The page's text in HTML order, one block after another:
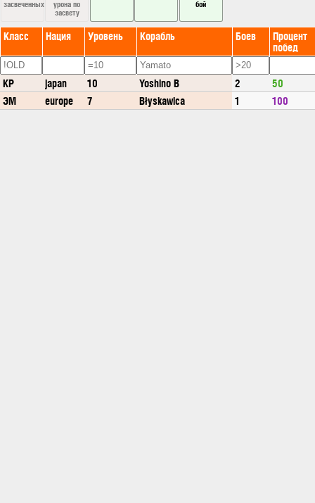
засвеченных
урона по
засвету
бой
Класс Нация Уровень Корабль Боев Процент
побед
КР japan 10 Yoshino B 2
50
ЭМ
europe 7 Błyskawica 1 100